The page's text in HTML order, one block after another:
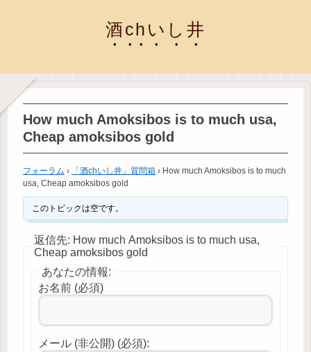
酒chいし井
How much Amoksibos is to much usa,
Cheap amoksibos gold
フォーラム › 「酒chいし井」質問箱 › How much Amoksibos is to much
usa, Cheap amoksibos gold
このトピックは空です。
返信先: How much Amoksibos is to much usa,
Cheap amoksibos gold
あなたの情報:
お名前 (必須)
メール (非公開) (必須):